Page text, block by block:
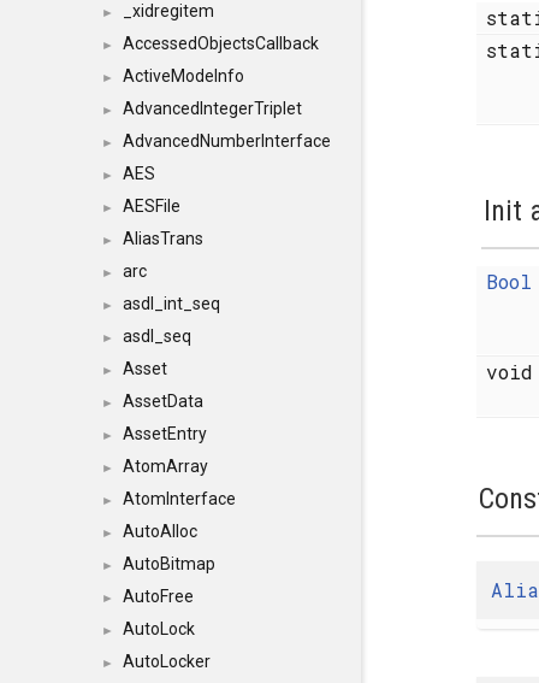
► _xidregitem
► AccessedObjectsCallback
► ActiveModeInfo
► AdvancedIntegerTriplet
► AdvancedNumberInterface
► AES
► AESFile
► AliasTrans
► arc
► asdl_int_seq
► asdl_seq
► Asset
► AssetData
► AssetEntry
► AtomArray
► AtomInterface
► AutoAlloc
► AutoBitmap
► AutoFree
► AutoLock
► AutoLocker
Init
Bool